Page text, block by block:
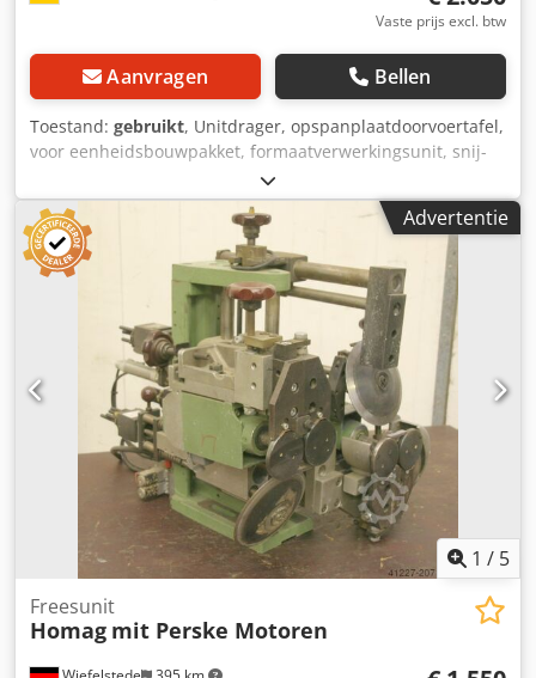
Vaste prijs excl. btw
Aanvragen Bellen
Toestand: gebruikt, Unitdrager, opspanplaatdoorvoertafel,
voor eenheidsbouwpakket, formaatverwerkingsunit, snij-
unit, freesunit, profielfreesunit, voegfreesunit, snij-unit,
dubbelzijdige profilering, kantenbewerkingsmachine,
scoremotor, versnipperaarmotor, freesmotor voor
kantenbewerkingsmachine -HOMAG eenheidsdrager voor
freesunits -met zwaar leiderschap -lateraal verplaatsbaar -
met een teller -Tafelhoogte: 278 mm -Tafeloppervlak: 1600
x 295 mm -Tabeldikte: 18 mm -Prijs: per stuk -Aantal: 2x
beschikbaar -Maten: 1600/295/H278 mm Djdsb Uhn Uopfx
Adijck -gewicht: 170 kg
Advertentie
1 / 5
Freesunit
Homag mit Perske Motoren